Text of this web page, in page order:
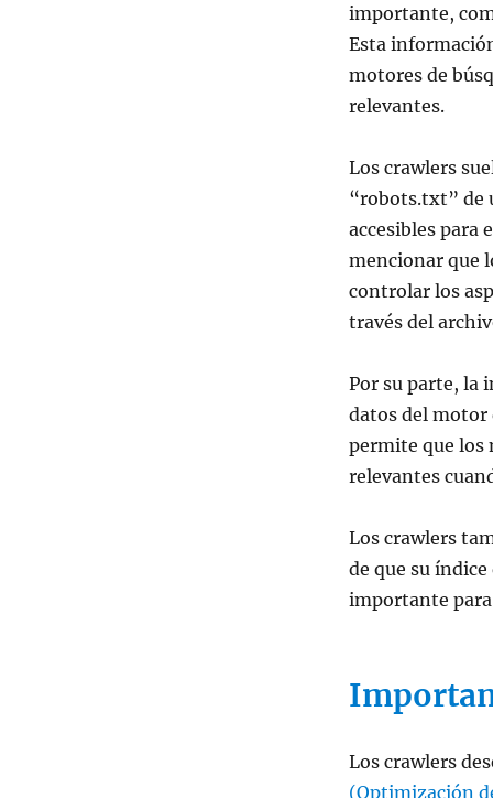
importante,
Esta
motores de
relevantes.
Los crawlers
“robots.txt” de
accesibles para
mencionar que
controlar los
través del
Por su parte, la
datos del motor
permite que los
relevantes
Los crawlers
de que su
importante
Los crawlers
(Optimización